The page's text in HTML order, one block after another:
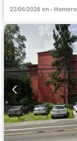
22/06/2026 en -